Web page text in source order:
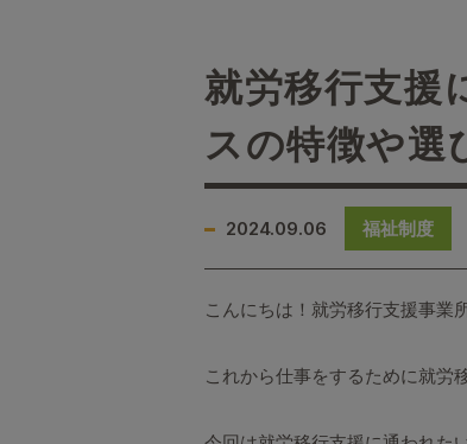
就労移行支援
スの特徴や選
2024.09.06 福祉制度
こんにちは！就労移行支援事業
これから仕事をするために就労